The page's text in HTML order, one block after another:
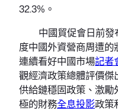
32.3%。
中國貿促會日前
度中國外資營商周遭
連續看好中國市場記者
觀經濟政策總體評價
供給鏈穩固政策、激
極的財務全息投影政策